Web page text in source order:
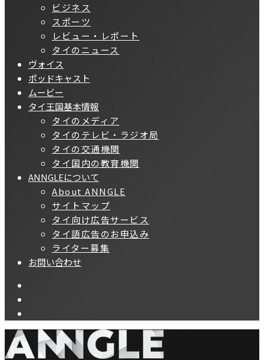
ビジネス
スポーツ
レビュー・レポート
タイのニュース
ヴォイス
ポッドキャスト
ムービー
タイ王国基本情報
タイのメディア
タイのテレビ・ラジオ局
タイの交通機関
タイ国内の教育機関
ANNGLEについて
About ANNGLE
サイトマップ
タイ向け広告サービス
タイ語広告のお申込み
ライター募集
お問い合わせ